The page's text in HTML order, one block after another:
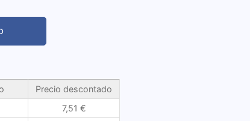
Precio descontado
7,51 €